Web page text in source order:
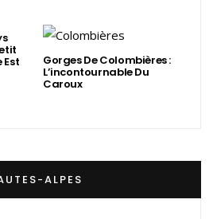
Est Gorges De Colombières :
L’incontournable Du
Caroux
ALPES